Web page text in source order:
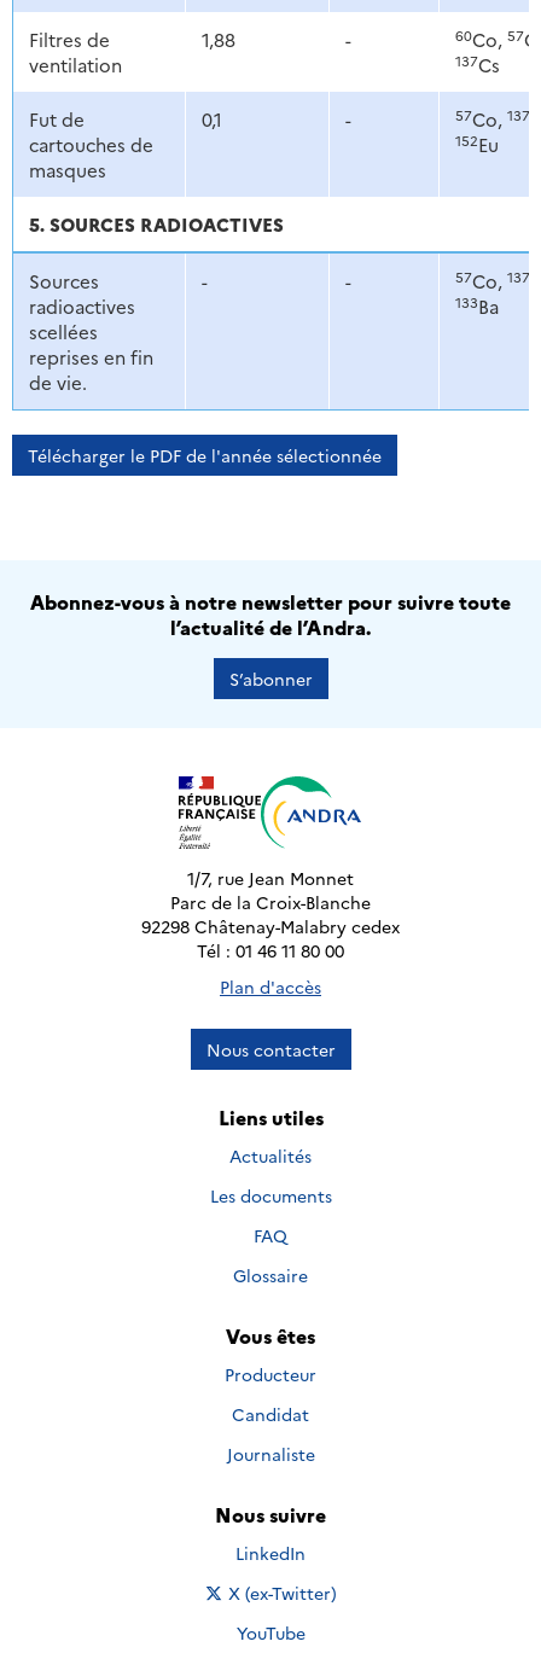
Filtres de
ventilation
1,88 - 60Co, 57
137Cs
Fut de
cartouches de
masques
0,1 - 57Co, 137
152Eu
5. SOURCES RADIOACTIVES
Sources
radioactives
scellées
reprises en fin
de vie.
- - 57Co, 137
133Ba
Télécharger le PDF de l'année sélectionnée
Abonnez-vous à notre newsletter pour suivre toute
l’actualité de l’Andra.
S’abonner
1/7, rue Jean Monnet
Parc de la Croix-Blanche
92298 Châtenay-Malabry cedex
Tél : 01 46 11 80 00
Plan d'accès
Nous contacter
Liens utiles
Actualités
Les documents
FAQ
Glossaire
Vous êtes
Producteur
Candidat
Journaliste
Nous suivre
Nous suivre sur
LinkedIn
Nous suivre sur
X (ex-Twitter)
Nous suivre sur
YouTube